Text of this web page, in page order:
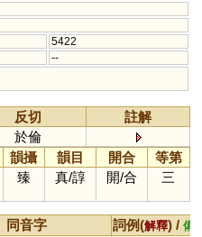
5422
--
反切
註解
於倫
韻攝 韻目 開合
等第
臻 真/諄 開/合 三
同音字 詞例(解釋) / 備